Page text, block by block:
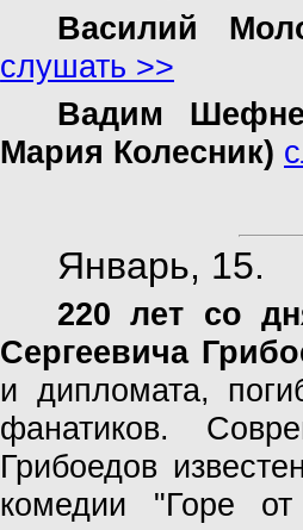
Василий
слушать >>
Вадим
Мария Колесник)
Январь, 15.
220 лет со
Сергеевича
и дипломата,
фанатиков.
Грибоедов
комедии "Горе